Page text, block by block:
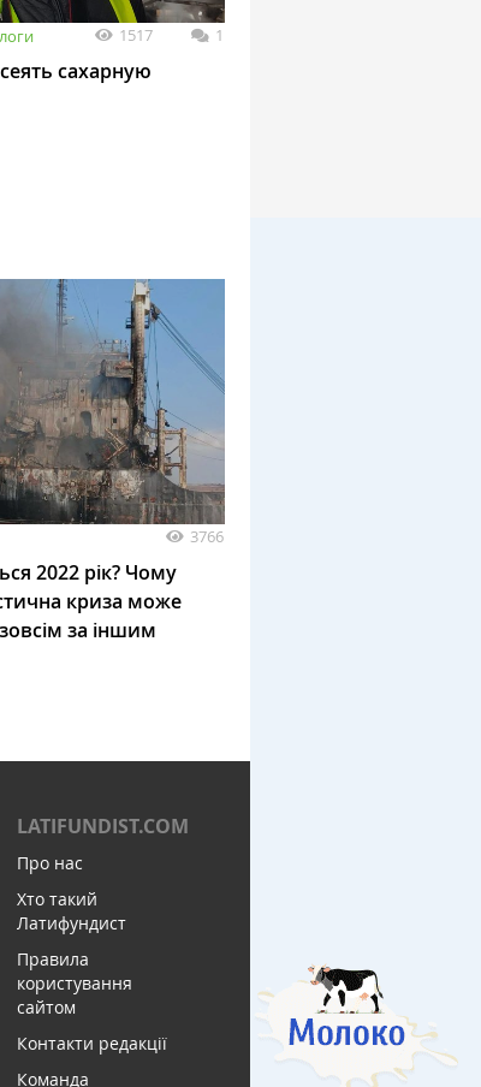
1517 1
сахарную
3766
2022 рік? Чому
криза може
за іншим
LATIFUNDIST.COM
Про нас
Хто такий
Латифундист
Правила
користування
сайтом
Контакти редакції
Команда